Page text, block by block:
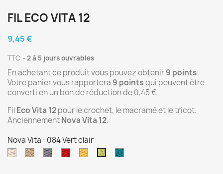
FIL ECO VITA 12
9,45 €
TTC 2 à 5 jours ouvrables
En achetant ce produit vous pouvez obtenir9 points.
Votre panier vous rapportera 9 pointsqui peuvent être
converti en un bon de réduction de0,45 €.
FilEco Vita 12pour le crochet, le macramé et le tricot.
AnciennementNova Vita 12.
Nova Vita : 084 Vert clair
031
03
12
05
092 084 082